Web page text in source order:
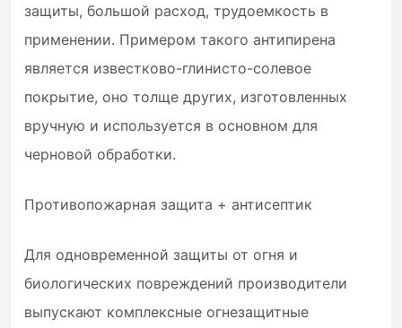
защиты, большой расход, трудоемкость в
применении. Примером такого антипирена
является известково-глинисто-солевое
покрытие, оно толще других, изготовленных
вручную и используется в основном для
черновой обработки.
Противопожарная защита + антисептик
Для одновременной защиты от огня и
биологических повреждений производители
выпускают комплексные огнезащитные